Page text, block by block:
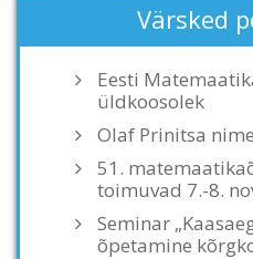
Värsked
Eesti
üldkoosolek
Olaf Prinitsa
51.
toimuvad 7.-8.
Seminar
õpetamine